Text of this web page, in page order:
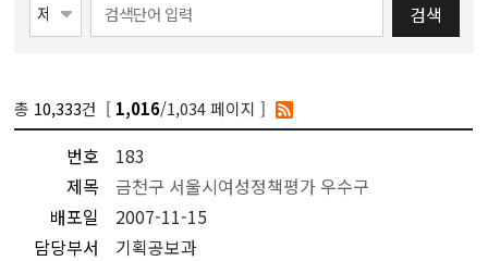
검색
총 10,333건 [ 1,016/1,034 페이지 ]
번호
183
제목
금천구 서울시여성정책평가 우수구
배포일
2007-11-15
담당부서
기획공보과